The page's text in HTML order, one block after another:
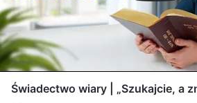
Świadectwo wiary | „Szukajcie, a